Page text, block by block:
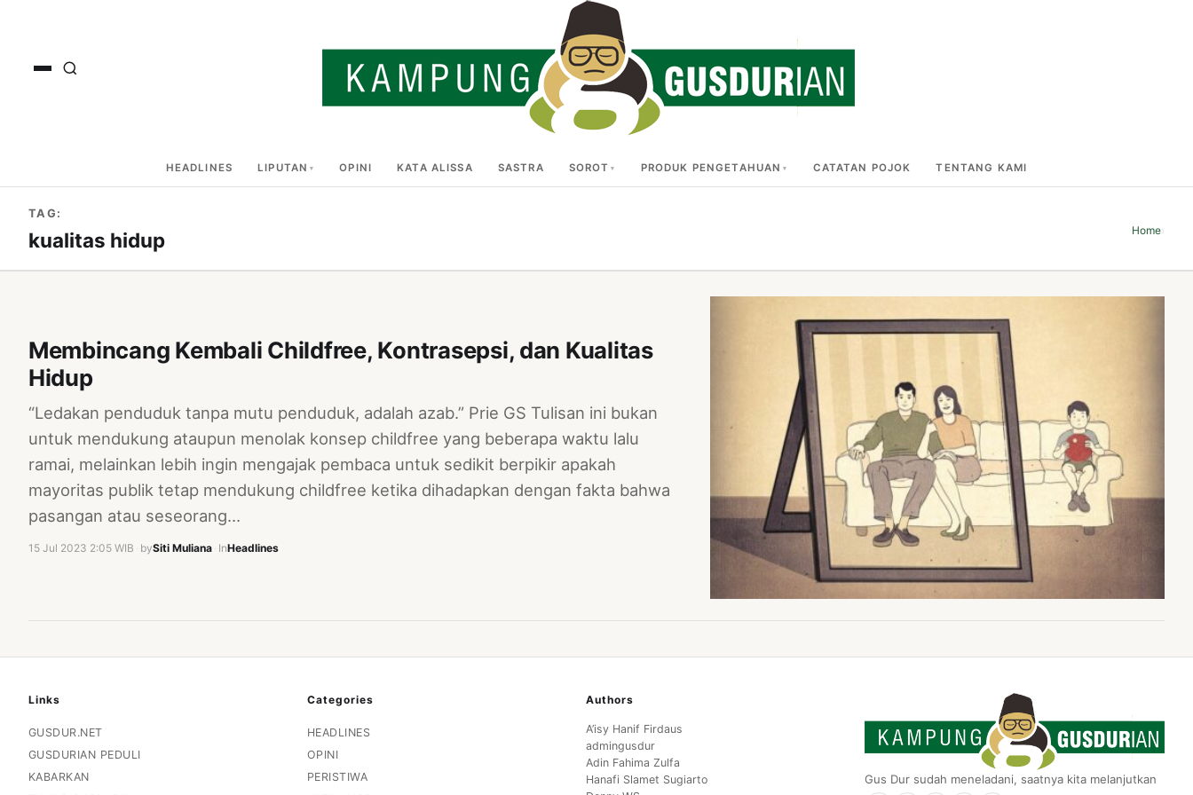
HEADLINES LIPUTAN OPINI KATA ALISSA SASTRA SOROT PRODUK PENGETAHUAN CATATAN POJOK TENTANG KAMI
TAG:
kualitas hidup Home›
Membincang Kembali Childfree, Kontrasepsi, dan Kualitas
Hidup
“Ledakan penduduk tanpa mutu penduduk, adalah azab.” Prie GS Tulisan ini bukan
untuk mendukung ataupun menolak konsep childfree yang beberapa waktu lalu
ramai, melainkan lebih ingin mengajak pembaca untuk sedikit berpikir apakah
mayoritas publik tetap mendukung childfree ketika dihadapkan dengan fakta bahwa
pasangan atau seseorang…
15 Jul 2023 2:05 WIB bySiti Muliana InHeadlines
Links
GUSDUR.NET
GUSDURIAN PEDULI
KABARKAN
Categories
HEADLINES
OPINI
PERISTIWA
Authors
A’isy Hanif Firdaus
admingusdur
Adin Fahima Zulfa
Hanafi Slamet Sugiarto
Gus Dur sudah meneladani, saatnya kita melanjutkan